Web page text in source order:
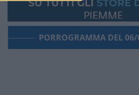
PORROGRAMMA DEL